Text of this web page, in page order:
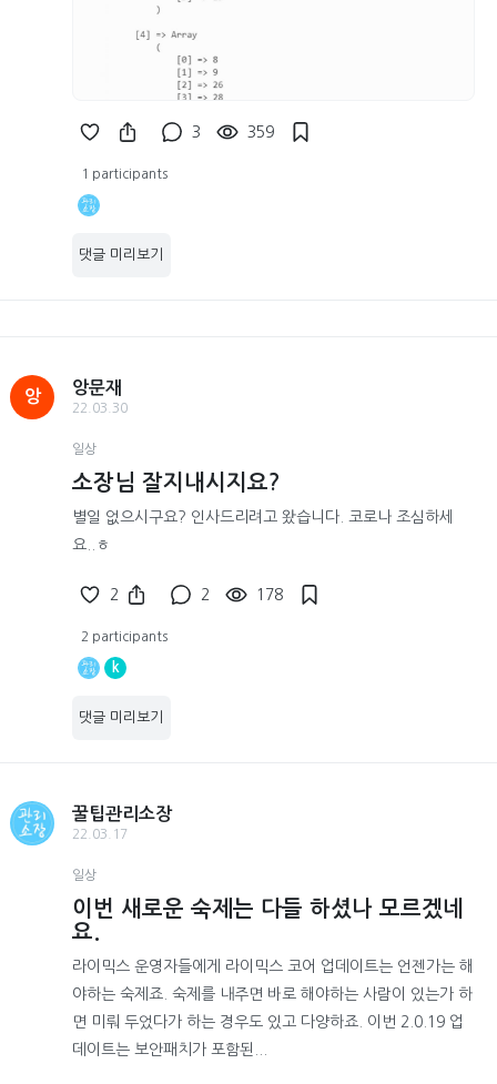
3 359
1 participants
댓글 미리보기
앙
앙문재
22.03.30
일상
소장님 잘지내시지요?
별일 없으시구요? 인사드리려고 왔습니다. 코로나 조심하세
요..ㅎ
2 2 178
2 participants
k
댓글 미리보기
꿀팁관리소장
22.03.17
일상
이번 새로운 숙제는 다들 하셨나 모르겠네
요.
라이믹스 운영자들에게 라이믹스 코어 업데이트는 언젠가는 해
야하는 숙제죠. 숙제를 내주면 바로 해야하는 사람이 있는가 하
면 미뤄 두었다가 하는 경우도 있고 다양하죠. 이번 2.0.19 업
데이트는 보안패치가 포함된...